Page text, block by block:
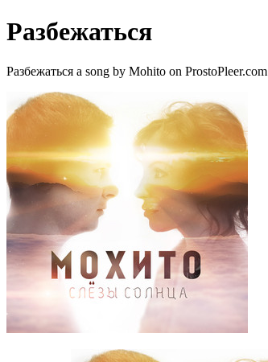
Разбежаться
Разбежаться a song by Mohito on ProstoPleer.com